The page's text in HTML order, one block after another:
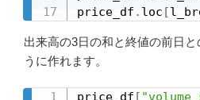
price_df . loc [
出来高の3日の和と終値の前日
うに作れます。
price_df [